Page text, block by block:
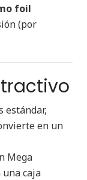
foil
(por
estándar,
en un
Mega
caja